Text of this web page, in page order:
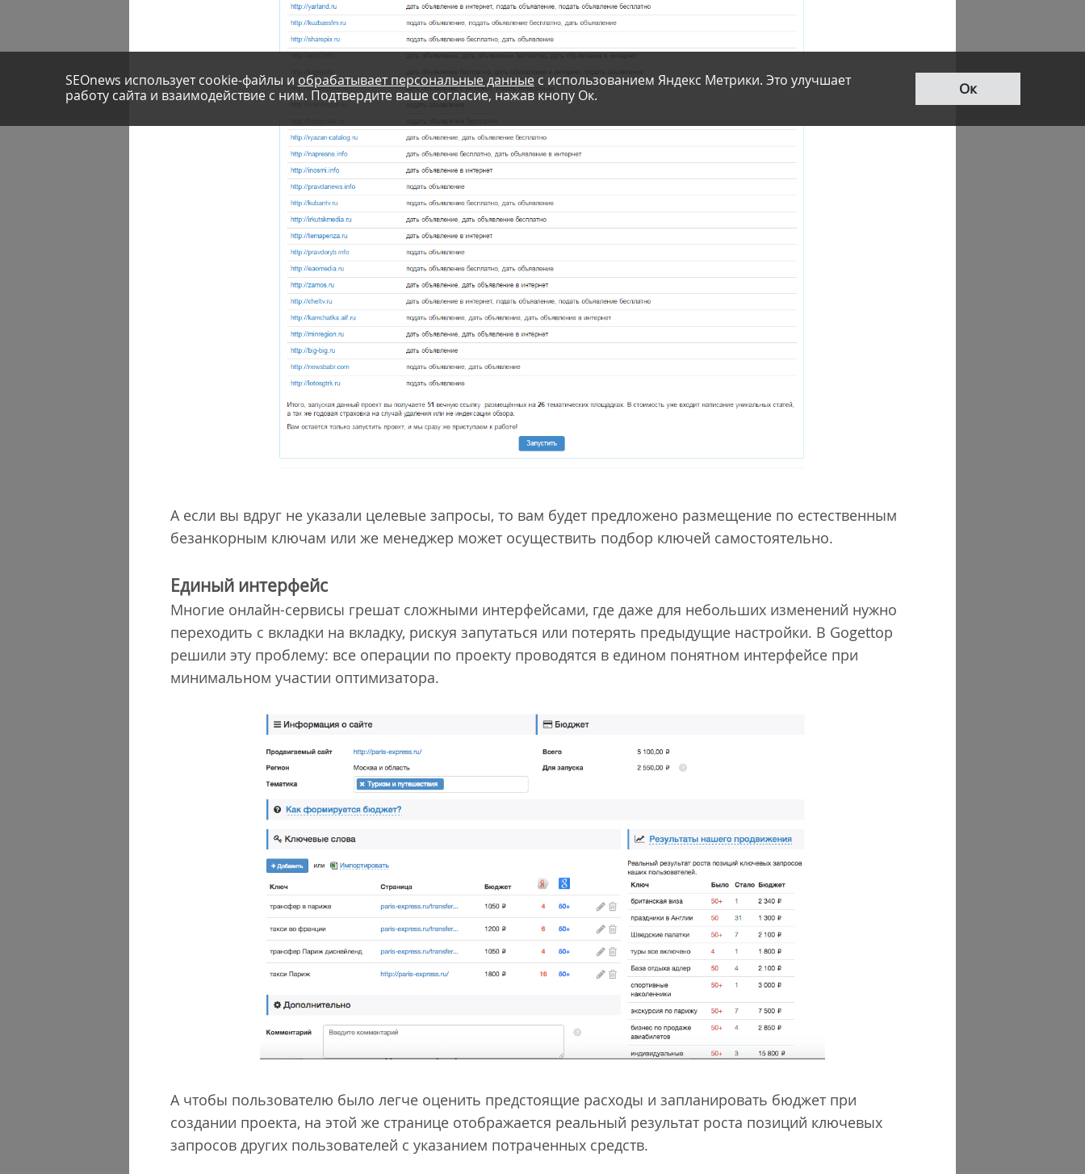
А если вы вдруг не указали целевые запросы, то вам будет предложено размещение по естественным
безанкорным ключам или же менеджер может осуществить подбор ключей самостоятельно.
Единый интерфейс
Многие онлайн-сервисы грешат сложными интерфейсами, где даже для небольших изменений нужно
переходить с вкладки на вкладку, рискуя запутаться или потерять предыдущие настройки. В Gogettop
решили эту проблему: все операции по проекту проводятся в едином понятном интерфейсе при
минимальном участии оптимизатора.
А чтобы пользователю было легче оценить предстоящие расходы и запланировать бюджет при
создании проекта, на этой же странице отображается реальный результат роста позиций ключевых
запросов других пользователей с указанием потраченных средств.
SEOnews использует cookie-файлы и обрабатывает персональные данныес использованием Яндекс Метрики. Это улучшает
работу сайта и взаимодействие с ним. Подтвердите ваше согласие, нажав кнопу Ок.
Ок